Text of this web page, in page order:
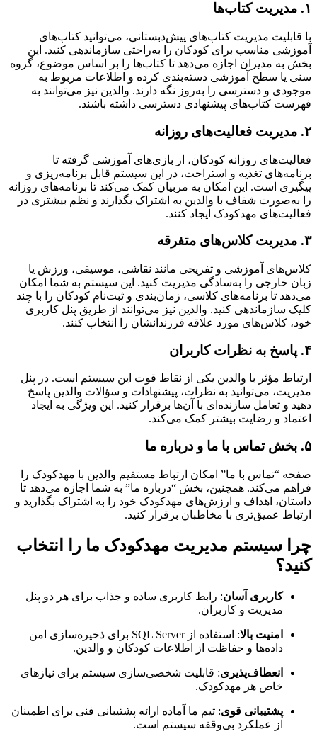
۱. مدیریت کتاب‌ها
با قابلیت مدیریت کتاب‌های پیش‌دبستانی، می‌توانید کتاب‌های
آموزشی مناسب برای کودکان را به‌راحتی سازماندهی کنید. این
بخش به مدیران اجازه می‌دهد تا کتاب‌ها را بر اساس موضوع، گروه
سنی یا سطح آموزشی دسته‌بندی کرده و اطلاعات مربوط به
موجودی و دسترسی را به‌روز نگه دارند. والدین نیز می‌توانند به
فهرست کتاب‌های پیشنهادی دسترسی داشته باشند.
۲. مدیریت فعالیت‌های روزانه
فعالیت‌های روزانه کودکان، از بازی‌های آموزشی گرفته تا
برنامه‌های تغذیه و استراحت، در این سیستم قابل برنامه‌ریزی و
پیگیری است. این امکان به مربیان کمک می‌کند تا برنامه‌های روزانه
را به‌صورت شفاف با والدین به اشتراک بگذارند و نظم بیشتری در
فعالیت‌های مهدکودک ایجاد کنند.
۳. مدیریت کلاس‌های متفرقه
کلاس‌های آموزشی و تفریحی مانند نقاشی، موسیقی، ورزش یا
زبان خارجی را به‌سادگی مدیریت کنید. این سیستم به شما امکان
می‌دهد تا برنامه‌های کلاسی، زمان‌بندی و ثبت‌نام کودکان را با چند
کلیک سازماندهی کنید. والدین نیز می‌توانند از طریق پنل کاربری
خود، کلاس‌های مورد علاقه فرزندانشان را انتخاب کنند.
۴. پاسخ به نظرات کاربران
ارتباط مؤثر با والدین یکی از نقاط قوت این سیستم است. در پنل
مدیریت، می‌توانید به نظرات، پیشنهادات و سؤالات والدین پاسخ
دهید و تعامل سازنده‌ای با آن‌ها برقرار کنید. این ویژگی به ایجاد
اعتماد و رضایت بیشتر کمک می‌کند.
۵. بخش تماس با ما و درباره ما
صفحه “تماس با ما” امکان ارتباط مستقیم والدین با مهدکودک را
فراهم می‌کند. همچنین، بخش “درباره ما” به شما اجازه می‌دهد تا
داستان، اهداف و ارزش‌های مهدکودک خود را به اشتراک بگذارید و
ارتباط عمیق‌تری با مخاطبان برقرار کنید.
چرا سیستم مدیریت مهدکودک ما را انتخاب
کنید؟
کاربری آسان: رابط کاربری ساده و جذاب برای هر دو پنل
مدیریت و کاربران.
امنیت بالا
: استفاده از SQL Server برای ذخیره‌سازی امن
داده‌ها و حفاظت از اطلاعات کودکان و والدین.
انعطاف‌پذیری: قابلیت شخصی‌سازی سیستم برای نیازهای
خاص هر مهدکودک.
پشتیبانی قوی: تیم ما آماده ارائه پشتیبانی فنی برای اطمینان
از عملکرد بی‌وقفه سیستم است.